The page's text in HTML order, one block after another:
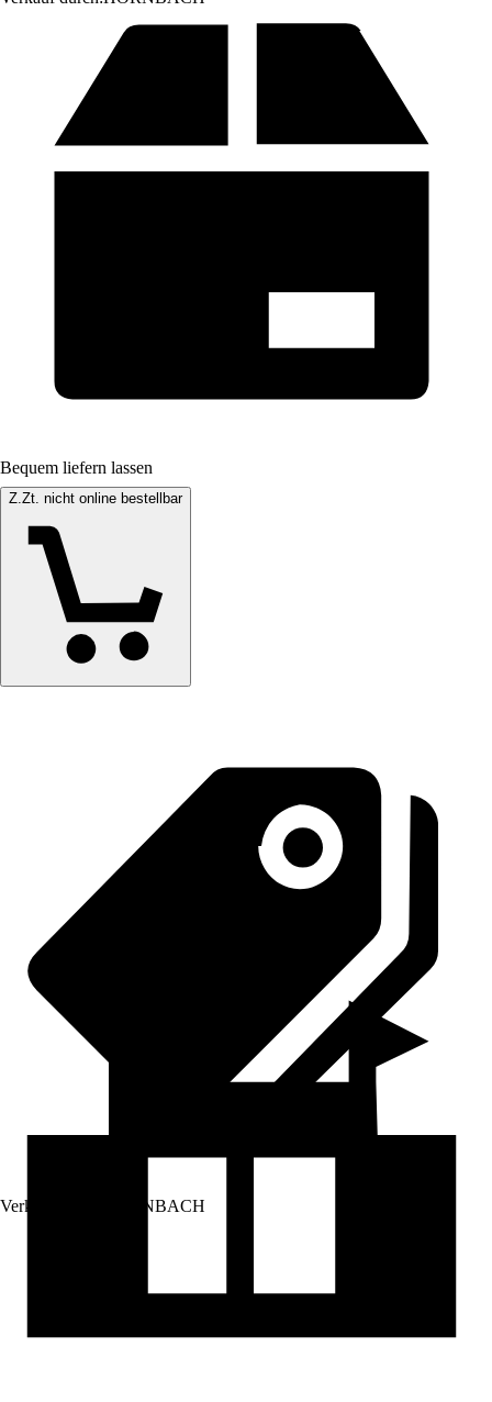
Bequem liefern lassen
Z.Zt. nicht online bestellbar
Verkauf durch: HORNBACH